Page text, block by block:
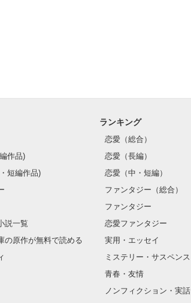
作品)
短編作品)
説一覧
の原作が無料で読める
ランキング
恋愛（総合）
恋愛（長編）
恋愛（中・短編）
ファンタジー（総合）
ファンタジー
恋愛ファンタジー
実用・エッセイ
ミステリー・サスペンス
青春・友情
ノンフィクション・実話